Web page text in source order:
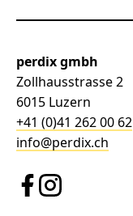
perdix gmbh
Zollhausstrasse 2
6015 Luzern
+41 (0)41 262 00 62
info@perdix.ch